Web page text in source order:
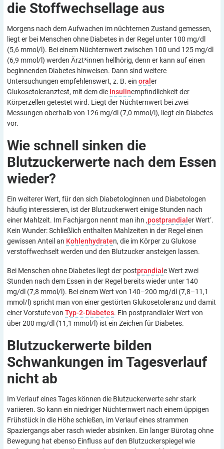
die Stoffwechsellage aus
Morgens nach dem Aufwachen im nüchternen Zustand gemessen,
liegt er bei Menschen ohne Diabetes in der Regel unter 100 mg/dl
(5,6 mmol/l). Bei einem Nüchternwert zwischen 100 und 125 mg/dl
(6,9 mmol/l) werden Ärzt*innen hellhörig, denn er kann auf einen
beginnenden Diabetes hinweisen. Dann sind weitere
Untersuchungen empfehlenswert, z. B. ein oral er
Glukosetoleranztest, mit dem die Insulinempfindlichkeit der
Körperzellen getestet wird. Liegt der Nüchternwert bei zwei
Messungen oberhalb von 126 mg/dl (7,0 mmol/l), liegt ein Diabetes
vor.
Wie schnell sinken die
Blutzuckerwerte nach dem Essen
wieder?
Ein weiterer Wert, für den sich Diabetologinnen und Diabetologen
häufig interessieren, ist der Blutzuckerwert einige Stunden nach
einer Mahlzeit. Im Fachjargon nennt man ihn ‚postprandial er Wert‘.
Kein Wunder: Schließlich enthalten Mahlzeiten in der Regel einen
gewissen Anteil an Kohlenhydraten, die im Körper zu Glukose
verstoffwechselt werden und den Blutzucker ansteigen lassen.
Bei Menschen ohne Diabetes liegt der postprandial e Wert zwei
Stunden nach dem Essen in der Regel bereits wieder unter 140
mg/dl (7,8 mmol/l). Bei einem Wert von 140–200 mg/dl (7,8–11,1
mmol/l) spricht man von einer gestörten Glukosetoleranz und damit
einer Vorstufe von Typ-2-Diabetes. Ein postprandialer Wert von
über 200 mg/dl (11,1 mmol/l) ist ein Zeichen für Diabetes.
Blutzuckerwerte bilden
Schwankungen im Tagesverlauf
nicht ab
Im Verlauf eines Tages können die Blutzuckerwerte sehr stark
variieren. So kann ein niedriger Nüchternwert nach einem üppigen
Frühstück in die Höhe schießen, im Verlauf eines strammen
Spaziergangs aber rasch wieder absinken. Ein langer Bürotag ohne
Bewegung hat ebenso Einfluss auf den Blutzuckerspiegel wie